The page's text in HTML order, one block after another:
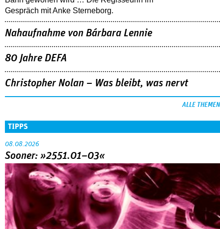
Gespräch mit Anke Sterneborg.
Nahaufnahme von Bárbara Lennie
80 Jahre DEFA
Christopher Nolan – Was bleibt, was nervt
ALLE THEMEN
TIPPS
08.08.2026
Sooner: »2551.01–03«